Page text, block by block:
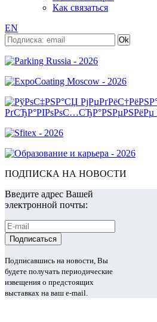
Как связаться
EN
ПОДПИСКА НА НОВОСТИ
Введите адрес Вашей
электронной почты:
Подписавшись на новости, Вы
будете получать периодические
извещения о предстоящих
выставках на ваш e-mail.